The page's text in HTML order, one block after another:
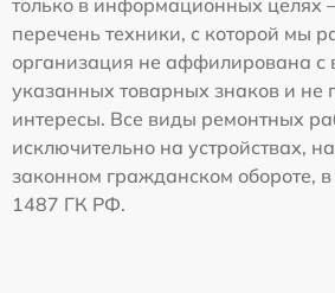
только в информационных целях
перечень техники, с которой мы
организация не аффилирована с
указанных товарных знаков и не
интересы. Все виды ремонтных
исключительно на устройствах,
законном гражданском обороте, в
1487 ГК РФ.